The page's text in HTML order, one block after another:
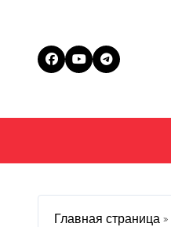
Главная страница »